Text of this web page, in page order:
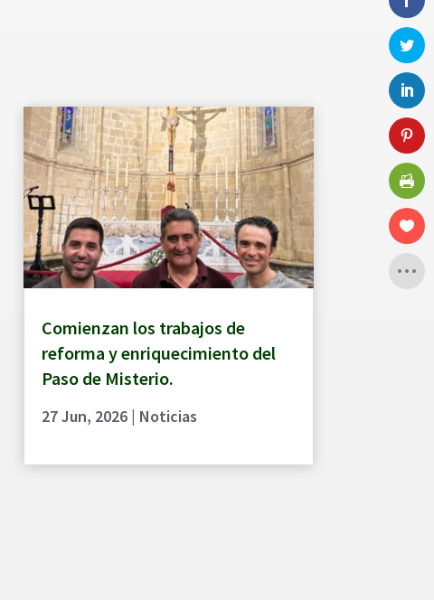
Comienzan los trabajos de
reforma y enriquecimiento del
Paso de Misterio.
27 Jun, 2026| Noticias